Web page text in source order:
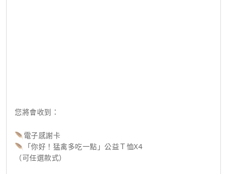
您將會收到：
🪶電子感謝卡
🪶「你好！猛禽多吃一點」公益Ｔ恤X4
（可任選款式）